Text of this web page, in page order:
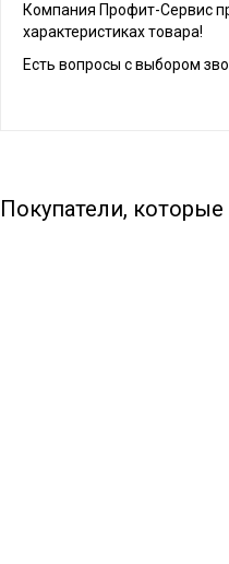
Компания Профит-Сервис
характеристиках товара!
Есть вопросы с выбором
Покупатели,